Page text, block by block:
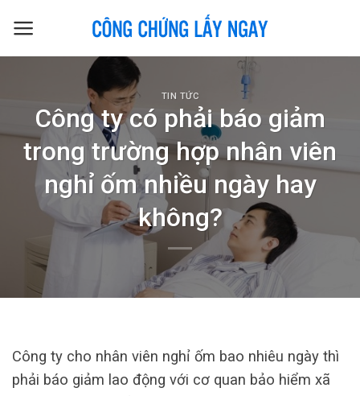
TIN TỨC
Công ty có phải báo giảm
trong trường hợp nhân viên
nghỉ ốm nhiều ngày hay
không?
Công ty cho nhân viên nghỉ ốm bao nhiêu ngày thì
phải báo giảm lao động với cơ quan bảo hiểm xã